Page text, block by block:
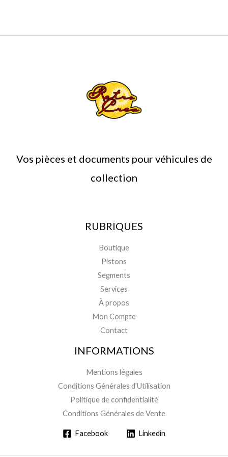
Vos pièces et documents pour véhicules de
collection
RUBRIQUES
Boutique
Pistons
Segments
Services
À propos
Mon Compte
Contact
INFORMATIONS
Mentions légales
Conditions Générales d’Utilisation
Politique de confidentialité
Conditions Générales de Vente
Facebook Linkedin